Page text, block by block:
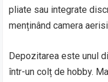
pliate sau integrate
menținând camera
Depozitarea este unul
într-un colț de hobby.